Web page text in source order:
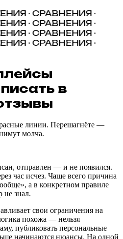
· СРАВНЕНИЯ ·
· СРАВНЕНИЯ ·
· СРАВНЕНИЯ ·
· СРАВНЕНИЯ ·
писать в
линии. Перешагнёте —
молча.
отправлен — и не появился.
час исчез. Чаще всего причина
а в конкретном правиле
не знал.
свои ограничения на
похожа — нельзя
публиковать персональные
начинаются нюансы. На одной